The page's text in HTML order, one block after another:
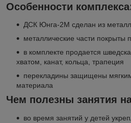
Особенности
ДСК Юнга-2М сделан из
металлические части покрыты
в комплекте продается
хватом, канат, кольца, трапеция
перекладины защищены
материала
Чем полезны занятия
во время занятий у детей